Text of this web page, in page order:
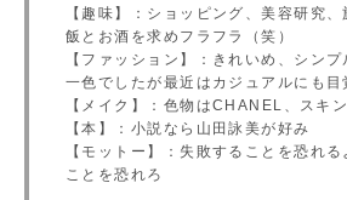
【趣味】：ショッピング、美容研究
飯とお酒を求めフラフラ（笑）
【ファッション】：きれいめ、シン
一色でしたが最近はカジュアルにも目
【メイク】：色物はCHANEL、スキ
【本】：小説なら山田詠美が好み
【モットー】：失敗することを恐れ
ことを恐れろ